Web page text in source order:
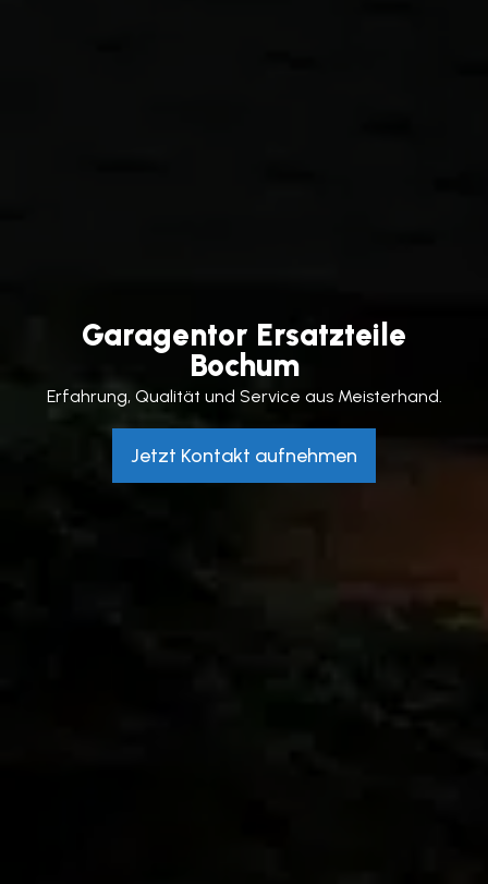
Garagentor Ersatzteile
Bochum
Erfahrung, Qualität und Service aus Meisterhand.
Jetzt Kontakt aufnehmen